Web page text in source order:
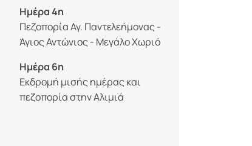
Ημέρα 4η
Πεζοπορία Αγ. Παντελεήμονας -
Άγιος Αντώνιος - Μεγάλο Χωριό
Ημέρα 6η
Εκδρομή μισής ημέρας και
πεζοπορία στην Αλιμιά